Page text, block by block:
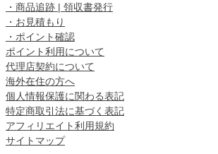
・商品追跡 | 領収書発行
・お見積もり
・ポイント確認
ポイント利用について
代理店契約について
海外在住の方へ
個人情報保護に関わる表記
特定商取引法に基づく表記
アフィリエイト利用規約
サイトマップ